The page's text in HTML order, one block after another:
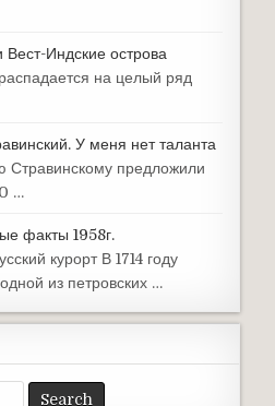
Вест-Индские острова
на целый ряд
У меня нет таланта
Стравинскому предложили
…
факты 1958г.
курорт В 1714 году
из петровских …